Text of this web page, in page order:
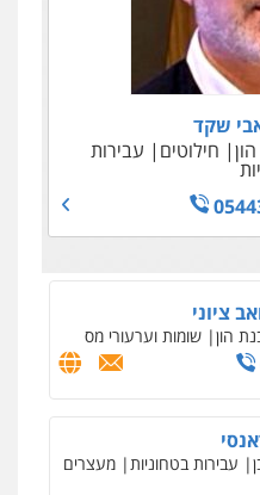
שקד
חילוטים עבירות
ציוני
הון שומות וערעורי מס
עבירות בטחוניות מעצרים